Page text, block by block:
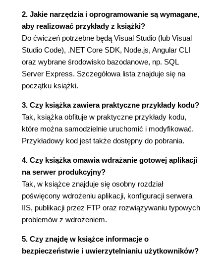
Plik tsconfig.json
Pliki konfiguracyjne narzędzia
Webpack
Aktualizacja pliku
webpack.config.js
Uaktualnienie pliku
dynamicznego mechanizmu
pakowania modułów?
Odświeżenie plików
generowanych przez Webpack
Plik Controllers/HomeController.cs
Plik
Controllers/SampleDataController.cs
Folder /Views/
Kod po stronie klienckiej
Przygotowanie projektu
Pamięć podręczna i pliki statyczne
2. Jakie narzędzia i oprogramowanie są wymagane,
aby realizować przykłady z książki?
Do ćwiczeń potrzebne będą Visual Studio (lub Visual
Studio Code), .NET Core SDK, Node.js, Angular CLI
oraz wybrane środowisko bazodanowe, np. SQL
Server Express. Szczegółowa lista znajduje się na
początku książki.
3. Czy książka zawiera praktyczne przykłady kodu?
Tak, książka obfituje w praktyczne przykłady kodu,
które można samodzielnie uruchomić i modyfikować.
Przykładowy kod jest także dostępny do pobrania.
4. Czy książka omawia wdrażanie gotowej aplikacji
na serwer produkcyjny?
Tak, w książce znajduje się osobny rozdział
poświęcony wdrożeniu aplikacji, konfiguracji serwera
IIS, publikacji przez FTP oraz rozwiązywaniu typowych
problemów z wdrożeniem.
5. Czy znajdę w książce informacje o
bezpieczeństwie i uwierzytelnianiu użytkowników?